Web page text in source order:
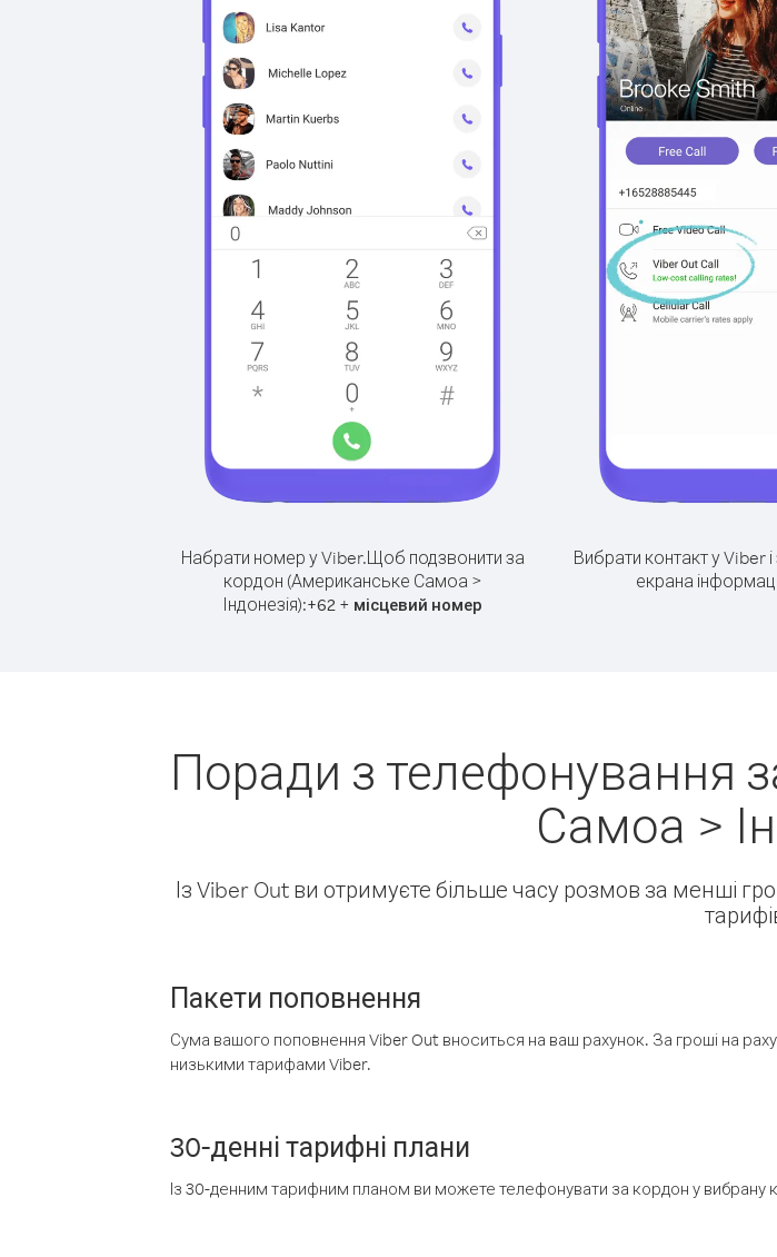
Набрати номер у Viber.Щоб подзвонити за
кордон (Американське Самоа >
Індонезія):+62 + місцевий номер
Вибрати контакт у Viber
екрана
Поради з телефонування
Самоа >
Із Viber Out ви отримуєте більше часу розмов за менші
Пакети поповнення
Сума вашого поповнення Viber Out вноситься на ваш рахунок. За гроші на
низькими тарифами Viber.
30-денні тарифні плани
Із 30-денним тарифним планом ви можете телефонувати за кордон у вибрану